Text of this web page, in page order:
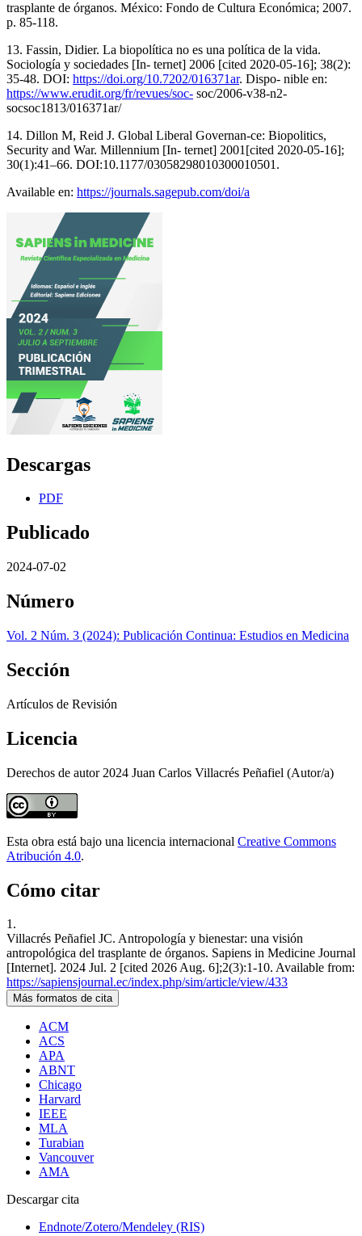
trasplante de órganos. México: Fondo de Cultura Económica; 2007.
p. 85-118.
13. Fassin, Didier. La biopolítica no es una política de la vida.
Sociología y sociedades [In- ternet] 2006 [cited 2020-05-16]; 38(2):
35-48. DOI: https://doi.org/10.7202/016371ar. Dispo- nible en:
https://www.erudit.org/fr/revues/soc- soc/2006-v38-n2-
socsoc1813/016371ar/
14. Dillon M, Reid J. Global Liberal Governan-ce: Biopolitics,
Security and War. Millennium [In- ternet] 2001[cited 2020-05-16];
30(1):41–66. DOI:10.1177/03058298010300010501.
Available en: https://journals.sagepub.com/doi/a
Descargas
PDF
Publicado
2024-07-02
Número
Vol. 2 Núm. 3 (2024): Publicación Continua: Estudios en Medicina
Sección
Artículos de Revisión
Licencia
Derechos de autor 2024 Juan Carlos Villacrés Peñafiel (Autor/a)
Esta obra está bajo una licencia internacional Creative Commons
Atribución 4.0.
Cómo citar
1.
Villacrés Peñafiel JC. Antropología y bienestar: una visión
antropológica del trasplante de órganos. Sapiens in Medicine Journal
[Internet]. 2024 Jul. 2 [cited 2026 Aug. 6];2(3):1-10. Available from:
https://sapiensjournal.ec/index.php/sim/article/view/433
Más formatos de cita
ACM
ACS
APA
ABNT
Chicago
Harvard
IEEE
MLA
Turabian
Vancouver
AMA
Descargar cita
Endnote/Zotero/Mendeley (RIS)